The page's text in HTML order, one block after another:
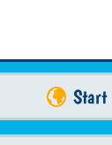
Start